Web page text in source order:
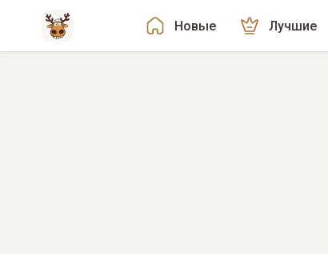
Новые Лучшие